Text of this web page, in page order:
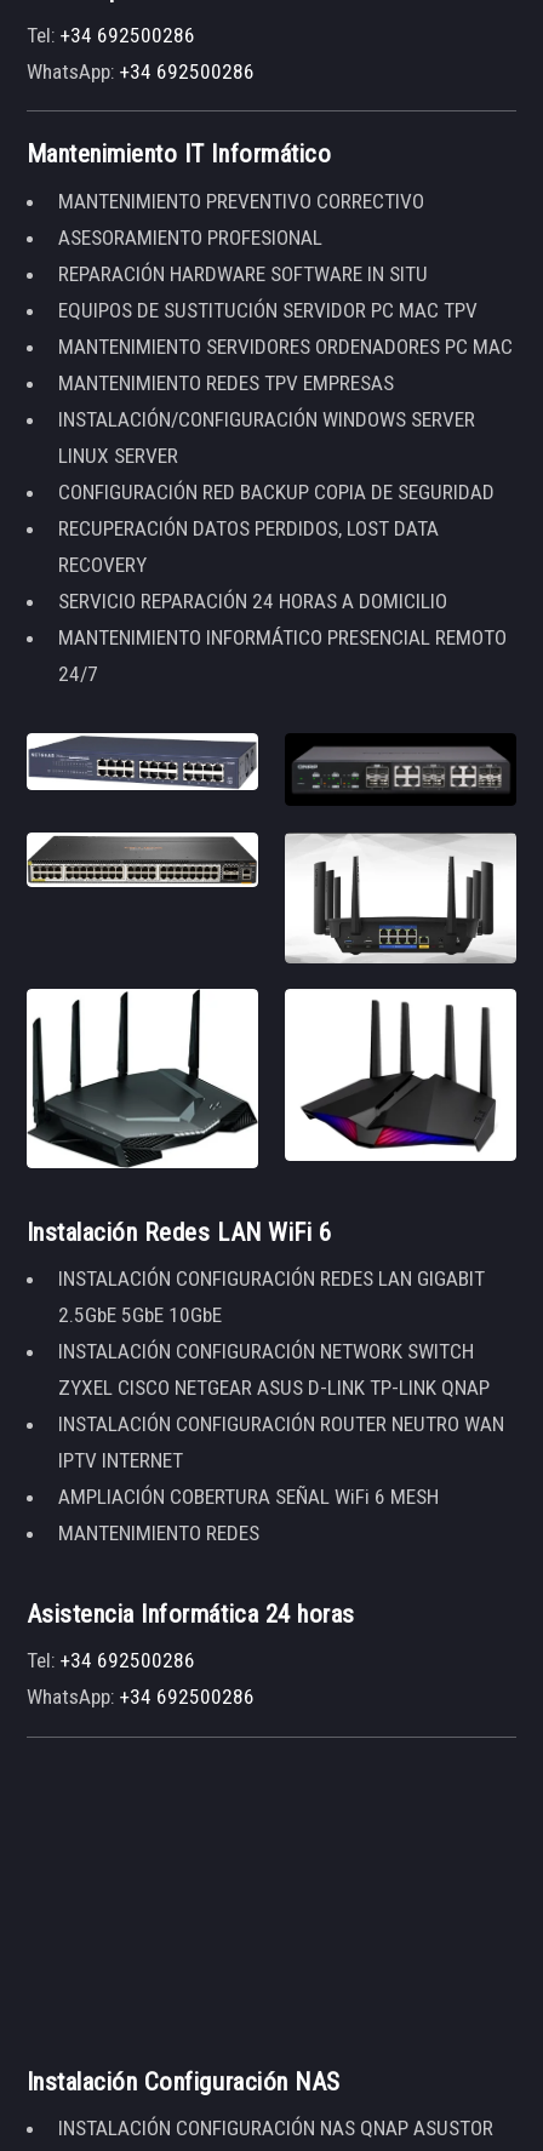
Tel:+34 692500286
WhatsApp:+34 692500286
Mantenimiento IT Informático
MANTENIMIENTO PREVENTIVO CORRECTIVO
ASESORAMIENTO PROFESIONAL
REPARACIÓN HARDWARE SOFTWARE IN SITU
EQUIPOS DE SUSTITUCIÓN SERVIDOR PC MAC TPV
MANTENIMIENTO SERVIDORES ORDENADORES PC MAC
MANTENIMIENTO REDES TPV EMPRESAS
INSTALACIÓN/CONFIGURACIÓN WINDOWS SERVER
LINUX SERVER
CONFIGURACIÓN RED BACKUP COPIA DE SEGURIDAD
RECUPERACIÓN DATOS PERDIDOS, LOST DATA
RECOVERY
SERVICIO REPARACIÓN 24 HORAS A DOMICILIO
MANTENIMIENTO INFORMÁTICO PRESENCIAL REMOTO
24/7
Instalación Redes LAN WiFi 6
INSTALACIÓN CONFIGURACIÓN REDES LAN GIGABIT
2.5GbE 5GbE 10GbE
INSTALACIÓN CONFIGURACIÓN NETWORK SWITCH
ZYXEL CISCO NETGEAR ASUS D-LINK TP-LINK QNAP
INSTALACIÓN CONFIGURACIÓN ROUTER NEUTRO WAN
IPTV INTERNET
AMPLIACIÓN COBERTURA SEÑAL WiFi 6 MESH
MANTENIMIENTO REDES
Asistencia Informática 24 horas
Tel:+34 692500286
WhatsApp:+34 692500286
Instalación Configuración NAS
INSTALACIÓN CONFIGURACIÓN NAS QNAP ASUSTOR